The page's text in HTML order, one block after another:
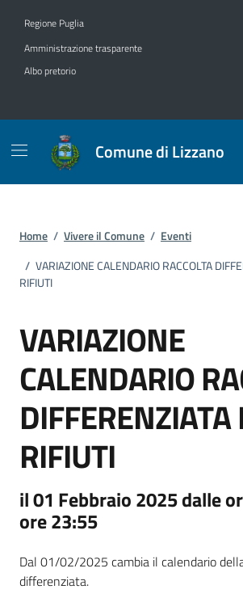
Regione Puglia
Amministrazione trasparente
Albo pretorio
Comune di Lizzano
Home / Vivere il Comune / Eventi
/ VARIAZIONE CALENDARIO RACCOLTA
RIFIUTI
VARIAZIONE
CALENDARIO
DIFFERENZIATA
RIFIUTI
il 01 Febbraio 2025 dalle
ore 23:55
Dal 01/02/2025 cambia il calendario
differenziata.